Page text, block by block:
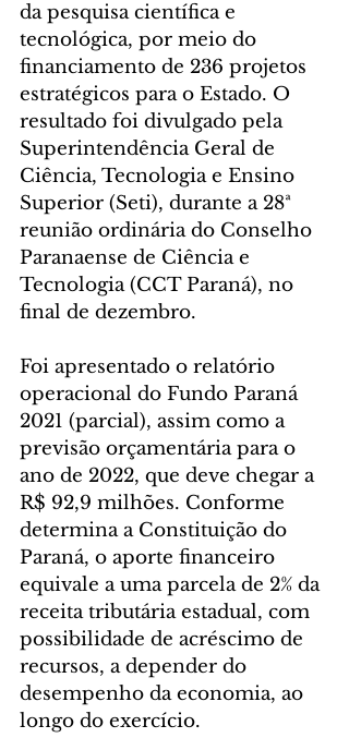
da pesquisa científica e
tecnológica, por meio do
financiamento de 236 projetos
estratégicos para o Estado. O
resultado foi divulgado pela
Superintendência Geral de
Ciência, Tecnologia e Ensino
Superior (Seti), durante a 28ª
reunião ordinária do Conselho
Paranaense de Ciência e
Tecnologia (CCT Paraná), no
final de dezembro.
Foi apresentado o relatório
operacional do Fundo Paraná
2021 (parcial), assim como a
previsão orçamentária para o
ano de 2022, que deve chegar a
R$ 92,9 milhões. Conforme
determina a Constituição do
Paraná, o aporte financeiro
equivale a uma parcela de 2% da
receita tributária estadual, com
possibilidade de acréscimo de
recursos, a depender do
desempenho da economia, ao
longo do exercício.